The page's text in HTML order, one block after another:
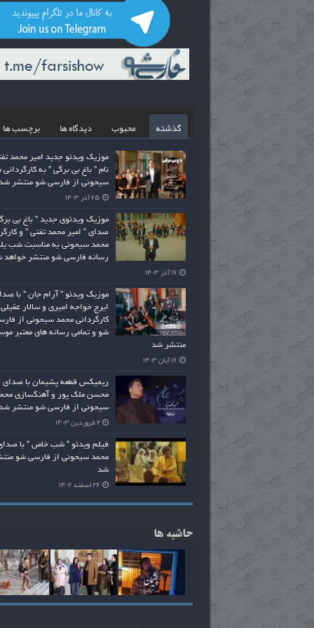
گذشته محبوب دیدگاه ها برچسب ها
موزیک ویدئو جدید امیر محمد
نام ” باغ بی برگی ” به
سیحونی از فارسی شو منتشر
۲۵ آذر ۱۴۰۳
موزیک ویدئوی جدید ” باغ بی
صدای ” امیر محمد تفتی ” و
محمد سیحونی به مناسبت شب
رسانه فارسی شو منتشر
۱۶ آذر ۱۴۰۳
موزیک ویدئو ” آرام جان ” با
ایرج خواجه امیری و سالار
کارگردانی محمد سیحونی از
شو و تمامی رسانه های معتبر
منتشر شد
۱۶ آبان ۱۴۰۳
ریمیکس قطعه پشیمان با صدای
محسن ملک پور و آهنگسازی
سیحونی از فارسی شو منتشر
۲ فروردین ۱۴۰۳
فیلم ویدئو ” شب خاص ” با
محمد سیحونی از فارسی شو
شد
۲۶ اسفند ۱۴۰۲
حاشیه ها